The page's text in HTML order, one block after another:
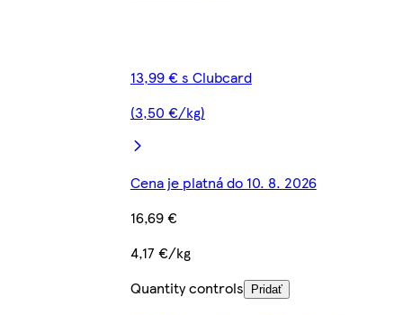
13,99 € s Clubcard
(3,50 €/kg)
Cena je platná do 10. 8. 2026
16,69 €
4,17 €/kg
Quantity controls
Pridať